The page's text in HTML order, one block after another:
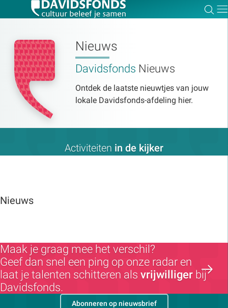
Nieuws
Davidsfonds Nieuws
Ontdek de laatste nieuwtjes van jouw
lokale Davidsfonds-afdeling hier.
Activiteiten in de kijker
Nieuws
Maak je graag mee het verschil?
Geef dan snel een ping op onze radar en
laat je talenten schitteren als vrijwilliger bij
Davidsfonds.
Abonneren op nieuwsbrief
Zoek:
Zoeken